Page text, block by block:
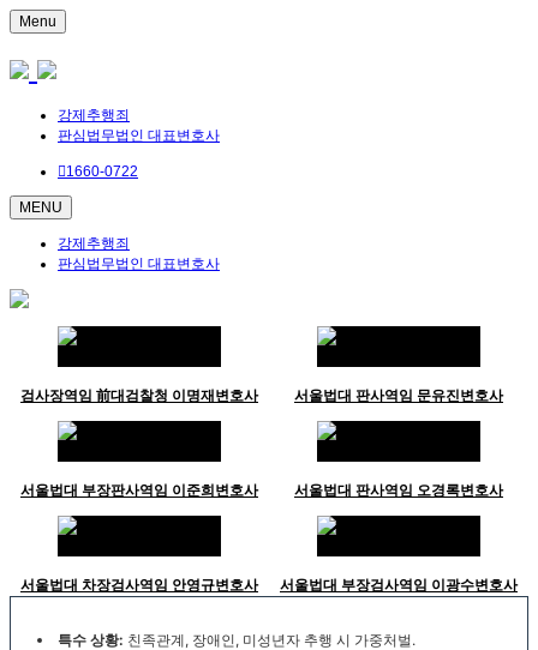
Menu
강제추행죄
판심법무법인 대표변호사
1660-0722
MENU
강제추행죄
판심법무법인 대표변호사
검사장역임 前대검찰청 이명재변호사 서울법대 판사역임 문유진변호사
서울법대 부장판사역임 이준희변호사 서울법대 판사역임 오경록변호사
서울법대 차장검사역임 안영규변호사 서울법대 부장검사역임 이광수변호사
특수 상황: 친족관계, 장애인, 미성년자 추행 시 가중처벌.